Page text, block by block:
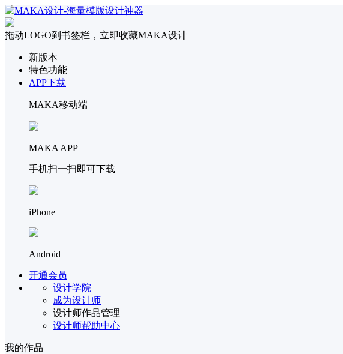
拖动LOGO到书签栏，立即收藏MAKA设计
新版本
特色功能
APP下载
MAKA移动端
MAKA APP
手机扫一扫即可下载
iPhone
Android
开通会员
设计学院
成为设计师
设计师作品管理
设计师帮助中心
我的作品